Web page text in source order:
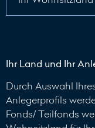
Ihr Land und Ihr
Durch Auswahl
Anlegerprofils
Fonds/ Teilfonds